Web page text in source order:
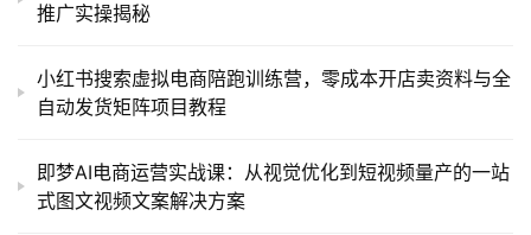
推广实操揭秘
小红书搜索虚拟电商陪跑训练营，零成本开店卖资料与全
自动发货矩阵项目教程
即梦AI电商运营实战课：从视觉优化到短视频量产的一站
式图文视频文案解决方案